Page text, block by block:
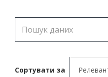
Сортувати за